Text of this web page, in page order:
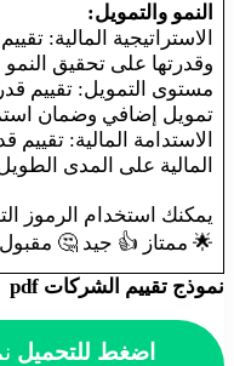
النمو والتمويل:
الاستراتيجية المالية:
وقدرتها على تحقيق النمو
مستوى التمويل: تقييم
تمويل إضافي وضمان
الاستدامة المالية:
المالية على المدى
يمكنك استخدام الرموز
🌟 ممتاز 👍 جيد 🤔
نموذج تقييم الشركات pdf
اضغط للتحميل